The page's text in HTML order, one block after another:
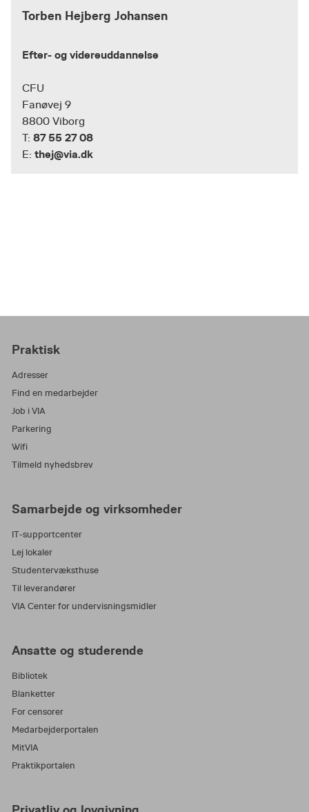
Torben Hejberg Johansen
Efter- og videreuddannelse
CFU
Fanøvej 9
8800 Viborg
T: 87 55 27 08
E: thej@via.dk
Praktisk
Adresser
Find en medarbejder
Job i VIA
Parkering
Wifi
Tilmeld nyhedsbrev
Samarbejde og virksomheder
IT-supportcenter
Lej lokaler
Studentervæksthuse
Til leverandører
VIA Center for undervisningsmidler
Ansatte og studerende
Bibliotek
Blanketter
For censorer
Medarbejderportalen
MitVIA
Praktikportalen